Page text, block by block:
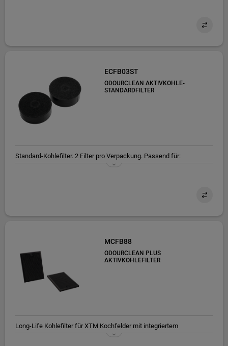
ECFB03ST
ODOURCLEAN AKTIVKOHLE-
STANDARDFILTER
Standard-Kohlefilter. 2 Filter pro Verpackung. Passend für:
DPK3632B, DPB3622S, DGB3523S
MCFB88
ODOURCLEAN PLUS
AKTIVKOHLEFILTER
Long-Life Kohlefilter für XTM Kochfelder mit integriertem
Dunstabzug. Regenerierbar. Passend für alle Kochfelder mit